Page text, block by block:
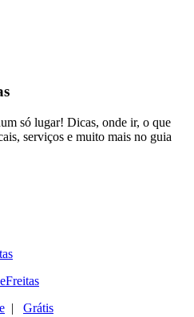
só lugar! Dicas, onde ir, o que
serviços e muito mais no guia
| Grátis